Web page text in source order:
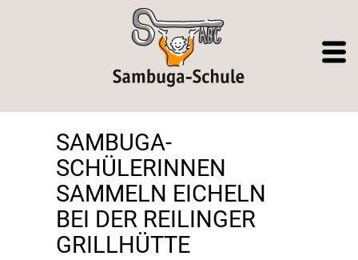
SAMBUGA-
SCHÜLERINNEN
SAMMELN EICHELN
BEI DER REILINGER
GRILLHÜTTE